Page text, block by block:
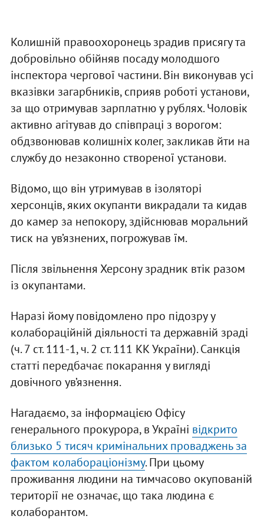
Колишній правоохоронець зрадив присягу та
добровільно обійняв посаду молодшого
інспектора чергової частини. Він виконував усі
вказівки загарбників, сприяв роботі установи,
за що отримував зарплатню у рублях. Чоловік
активно агітував до співпраці з ворогом:
обдзвонював колишніх колег, закликав йти на
службу до незаконно створеної установи.
Відомо, що він утримував в ізоляторі
херсонців, яких окупанти викрадали та кидав
до камер за непокору, здійснював моральний
тиск на ув’язнених, погрожував їм.
Після звільнення Херсону зрадник втік разом
із окупантами.
Наразі йому повідомлено про підозру у
колабораційній діяльності та державній зраді
(ч. 7 ст. 111-1, ч. 2 ст. 111 КК України). Санкція
статті передбачає покарання у вигляді
довічного ув’язнення.
Нагадаємо, за інформацією Офісу
генерального прокурора, в Україні відкрито
близько 5 тисяч кримінальних проваджень за
фактом колабораціонізму. При цьому
проживання людини на тимчасово окупованій
території не означає, що така людина є
колаборантом.